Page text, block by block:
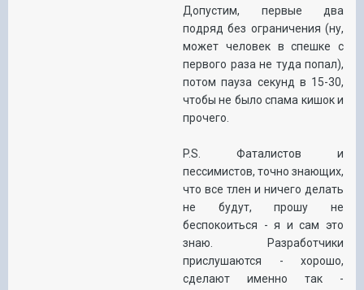
Допустим, первые два
подряд без ограничения (ну,
может человек в спешке с
первого раза не туда попал),
потом пауза секунд в 15-30,
чтобы не было спама кишок и
прочего.
P.S. Фаталистов и
пессимистов, точно знающих,
что все тлен и ничего делать
не будут, прошу не
беспокоиться - я и сам это
знаю. Разработчики
прислушаются - хорошо,
сделают именно так -